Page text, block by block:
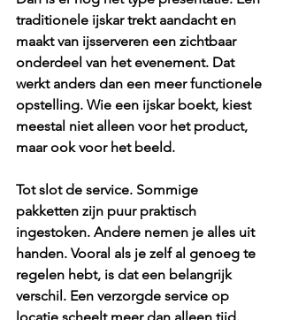
traditionele ijskar trekt aandacht en
maakt van ijsserveren een zichtbaar
onderdeel van het evenement. Dat
werkt anders dan een meer functionele
opstelling. Wie een ijskar boekt, kiest
meestal niet alleen voor het product,
maar ook voor het beeld.
Tot slot de service. Sommige
pakketten zijn puur praktisch
ingestoken. Andere nemen je alles uit
handen. Vooral als je zelf al genoeg te
regelen hebt, is dat een belangrijk
verschil. Een verzorgde service op